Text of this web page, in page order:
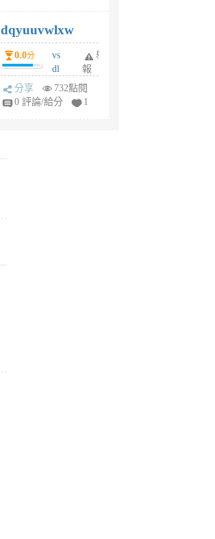
6
個
月
前
dqyuuvwlxw
0.0分
vs
dl
sq
fy
舉
報
分享
732點閱
0 評論/給分
1